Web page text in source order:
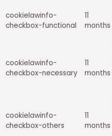
cookielawinfo-
checkbox-functional
11
months
cookielawinfo-
checkbox-necessary
11
months
cookielawinfo-
checkbox-others
11
months